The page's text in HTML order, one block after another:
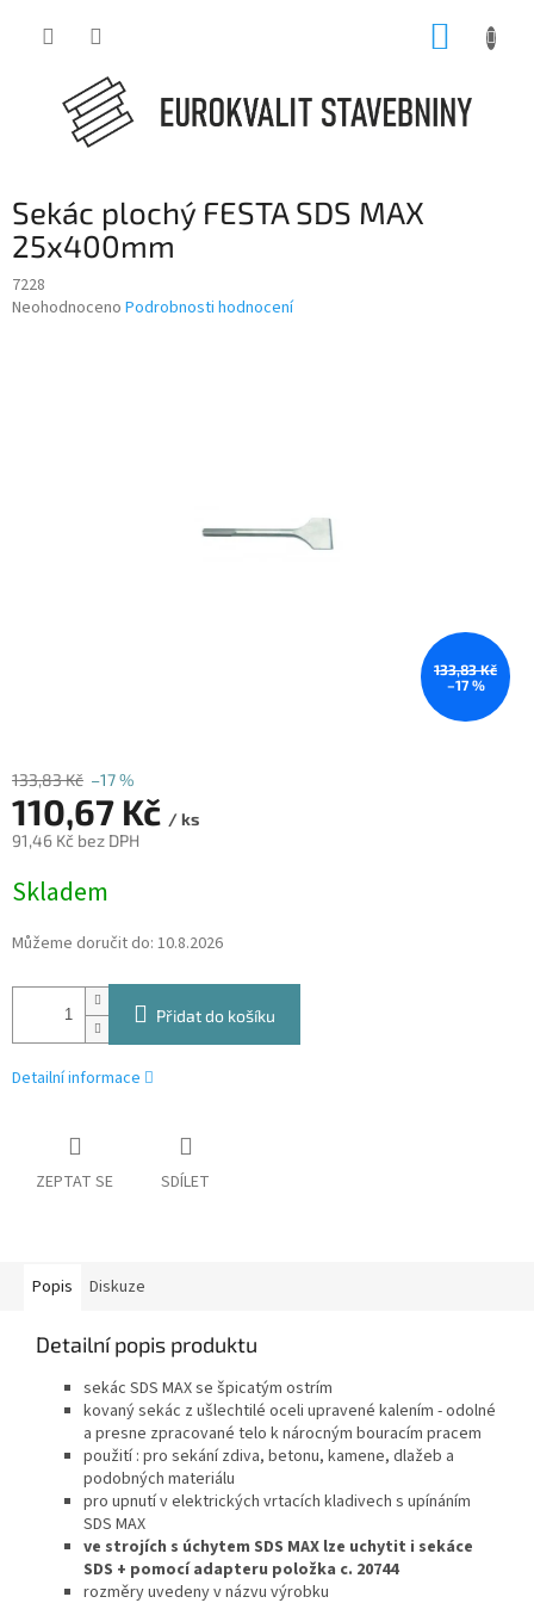
Sekác plochý FESTA SDS MAX
25x400mm
7228
Průměrné
Neohodnoceno Podrobnosti hodnocení
133,83 Kč
–17 %
133,83 Kč –17 %
110,67 Kč / ks
91,46 Kč bez DPH
cena:
Skladem
Můžeme doručit do: 10.8.2026
Přidat do košíku
Detailní informace
ZEPTAT SE SDÍLET
Popis Diskuze
Detailní popis produktu
sekác SDS MAX se špicatým ostrím
kovaný sekác z ušlechtilé oceli upravené kalením - odolné
a presne zpracované telo k nárocným bouracím pracem
použití : pro sekání zdiva, betonu, kamene, dlažeb a
podobných materiálu
pro upnutí v elektrických vrtacích kladivech s upínáním
SDS MAX
ve strojích s úchytem SDS MAX lze uchytit i sekáce
SDS + pomocí adapteru položka c. 20744
rozměry uvedeny v názvu výrobku